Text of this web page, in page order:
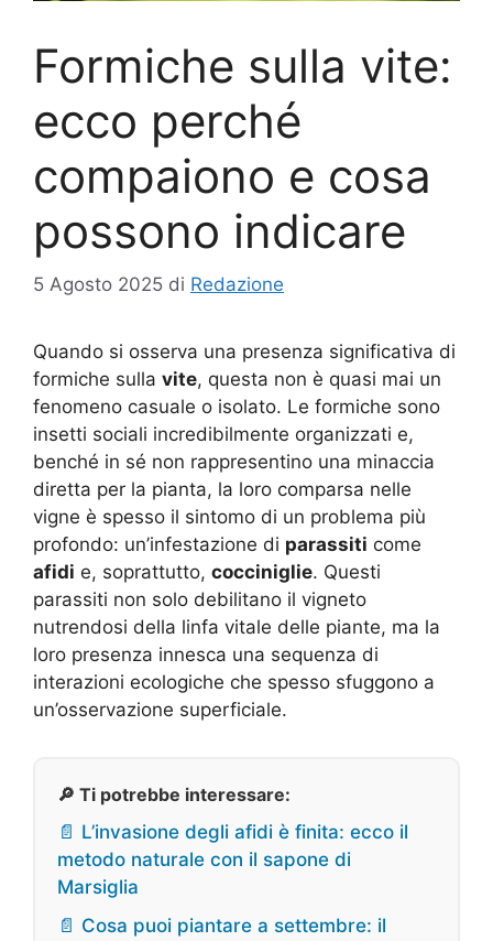
Formiche sulla vite:
ecco perché
compaiono e cosa
possono indicare
5 Agosto 2025 di Redazione
Quando si osserva una presenza significativa di
formiche sulla vite, questa non è quasi mai un
fenomeno casuale o isolato. Le formiche sono
insetti sociali incredibilmente organizzati e,
benché in sé non rappresentino una minaccia
diretta per la pianta, la loro comparsa nelle
vigne è spesso il sintomo di un problema più
profondo: un’infestazione di parassiti come
afidi e, soprattutto, cocciniglie. Questi
parassiti non solo debilitano il vigneto
nutrendosi della linfa vitale delle piante, ma la
loro presenza innesca una sequenza di
interazioni ecologiche che spesso sfuggono a
un’osservazione superficiale.
🔎 Ti potrebbe interessare:
📄 L’invasione degli afidi è finita: ecco il
metodo naturale con il sapone di
Marsiglia
📄 Cosa puoi piantare a settembre: il